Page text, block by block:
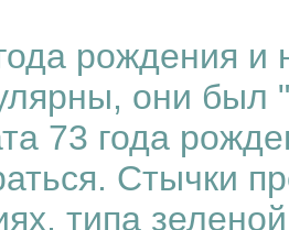
рождения и
они был
73 года
Стычки
типа